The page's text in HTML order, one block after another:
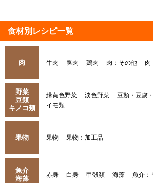
食材別レシピ一覧
肉 牛肉 豚肉 鶏肉 肉：その他 肉
野菜
豆類
キノコ類
緑黄色野菜 淡色野菜 豆類・豆腐
イモ類
果物 果物 果物：加工品
魚介
海藻
赤身 白身 甲殻類 海藻 魚介：